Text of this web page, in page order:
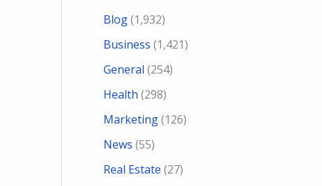
Blog(1,932)
Business (1,421)
General (254)
Health (298)
Marketing(126)
News (55)
Real Estate (27)